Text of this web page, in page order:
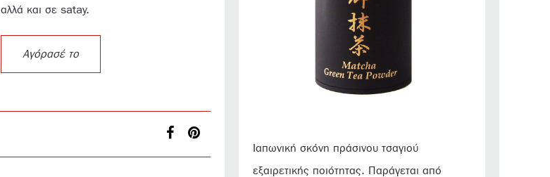
αλλά και σε satay.
Αγόρασέ το
Ιαπωνική σκόνη πράσινου τσαγιού
εξαιρετικής ποιότητας. Παράγεται από